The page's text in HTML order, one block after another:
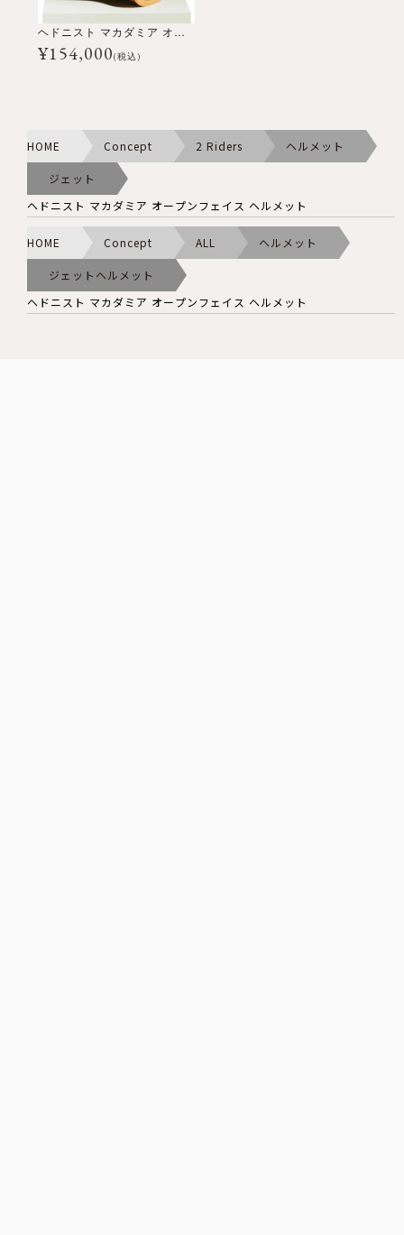
ヘドニスト マカダミア オープンフェイス ヘルメット
¥154,000(税込)
HOME Concept 2 Riders ヘルメット
ジェット
ヘドニスト マカダミア オープンフェイス ヘルメット
HOME Concept ALL ヘルメット
ジェットヘルメット
ヘドニスト マカダミア オープンフェイス ヘルメット